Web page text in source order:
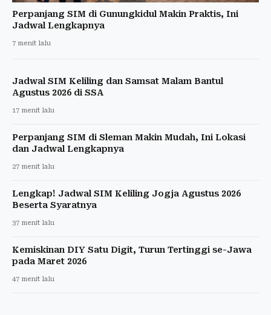
Perpanjang SIM di Gunungkidul Makin Praktis, Ini
Jadwal Lengkapnya
7 menit lalu
Jadwal SIM Keliling dan Samsat Malam Bantul
Agustus 2026 di SSA
17 menit lalu
Perpanjang SIM di Sleman Makin Mudah, Ini Lokasi
dan Jadwal Lengkapnya
27 menit lalu
Lengkap! Jadwal SIM Keliling Jogja Agustus 2026
Beserta Syaratnya
37 menit lalu
Kemiskinan DIY Satu Digit, Turun Tertinggi se-Jawa
pada Maret 2026
47 menit lalu